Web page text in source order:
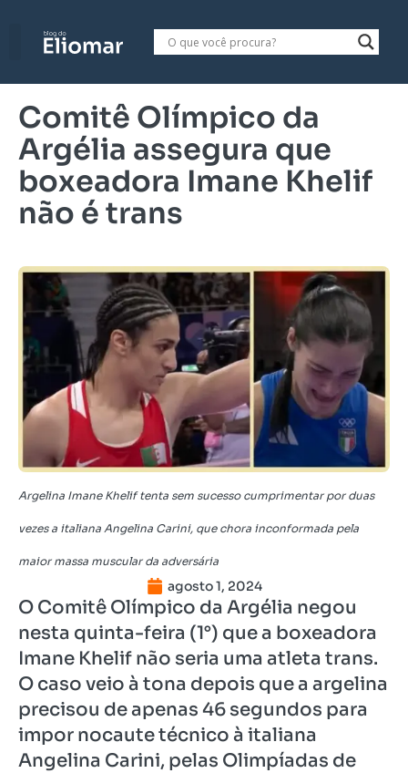
Comitê Olímpico da
Argélia assegura que
boxeadora Imane Khelif
não é trans
Argelina Imane Khelif tenta sem sucesso cumprimentar por duas
vezes a italiana Angelina Carini, que chora inconformada pela
maior massa muscular da adversária
agosto 1, 2024
O Comitê Olímpico da Argélia negou
nesta quinta-feira (1°) que a boxeadora
Imane Khelif não seria uma atleta trans.
O caso veio à tona depois que a argelina
precisou de apenas 46 segundos para
impor nocaute técnico à italiana
Angelina Carini, pelas Olimpíadas de